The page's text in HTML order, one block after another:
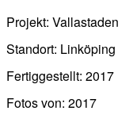
Projekt: Vallastaden
Standort: Linköping
Fertiggestellt: 2017
Fotos von: 2017